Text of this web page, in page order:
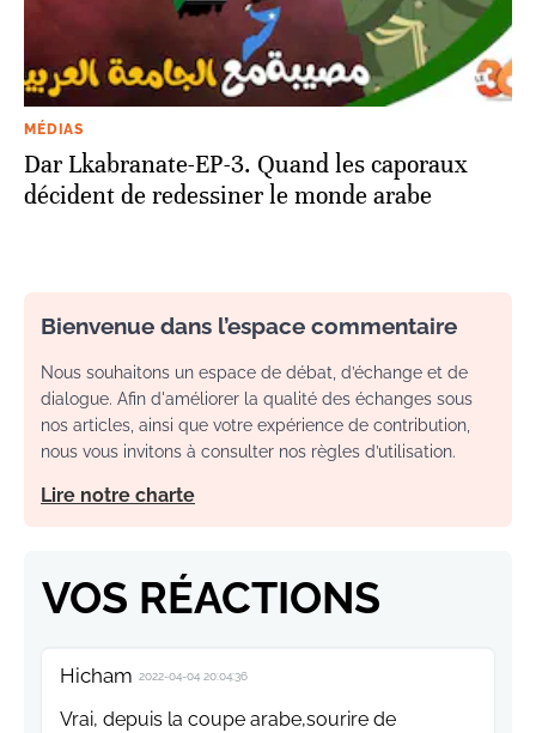
MÉDIAS
Dar Lkabranate-EP-3. Quand les caporaux
décident de redessiner le monde arabe
Bienvenue dans l’espace commentaire
Nous souhaitons un espace de débat, d’échange et de
dialogue. Afin d'améliorer la qualité des échanges sous
nos articles, ainsi que votre expérience de contribution,
nous vous invitons à consulter nos règles d’utilisation.
Lire notre charte
VOS RÉACTIONS
Hicham 2022-04-04 20:04:36
Vrai, depuis la coupe arabe,sourire de